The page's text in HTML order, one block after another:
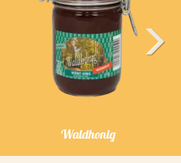
Waldhonig